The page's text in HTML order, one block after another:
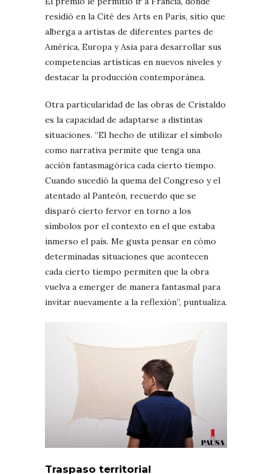
residió en la Cité des Arts en París, sitio que
alberga a artistas de diferentes partes de
América, Europa y Asia para desarrollar sus
competencias artísticas en nuevos niveles y
destacar la producción contemporánea.
Otra particularidad de las obras de Cristaldo
es la capacidad de adaptarse a distintas
situaciones. “El hecho de utilizar el símbolo
como narrativa permite que tenga una
acción fantasmagórica cada cierto tiempo.
Cuando sucedió la quema del Congreso y el
atentado al Panteón, recuerdo que se
disparó cierto fervor en torno a los
símbolos por el contexto en el que estaba
inmerso el país. Me gusta pensar en cómo
determinadas situaciones que acontecen
cada cierto tiempo permiten que la obra
vuelva a emerger de manera fantasmal para
invitar nuevamente a la reflexión”, puntualiza.
Traspaso territorial